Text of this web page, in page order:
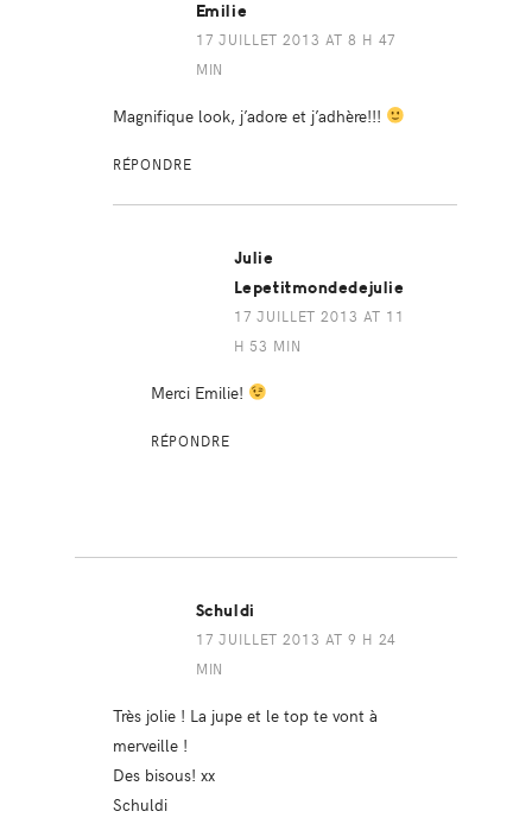
Emilie
17 JUILLET 2013 AT 8 H 47
MIN
Magnifique look, j’adore et j’adhère!!!
RÉPONDRE
Julie
Lepetitmondedejulie
17 JUILLET 2013 AT 11
H 53 MIN
Merci Emilie!
RÉPONDRE
Schuldi
17 JUILLET 2013 AT 9 H 24
MIN
Très jolie ! La jupe et le top te vont à
merveille !
Des bisous! xx
Schuldi